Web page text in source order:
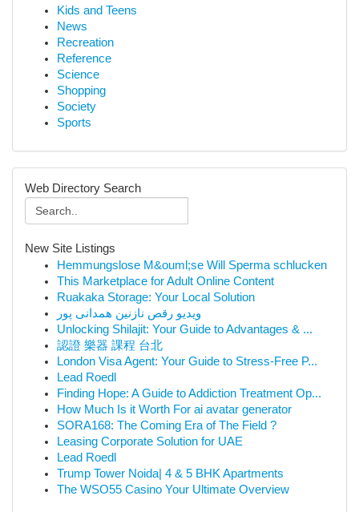
Kids and Teens
News
Recreation
Reference
Science
Shopping
Society
Sports
Web Directory Search
New Site Listings
Hemmungslose M&ouml;se Will Sperma schlucken
This Marketplace for Adult Online Content
Ruakaka Storage: Your Local Solution
ویدیو رقص نازنین همدانی پور
Unlocking Shilajit: Your Guide to Advantages & ...
認證 樂器 課程 台北
London Visa Agent: Your Guide to Stress-Free P...
Lead Roedl
Finding Hope: A Guide to Addiction Treatment Op...
How Much Is it Worth For ai avatar generator
SORA168: The Coming Era of The Field ?
Leasing Corporate Solution for UAE
Lead Roedl
Trump Tower Noida| 4 & 5 BHK Apartments
The WSO55 Casino Your Ultimate Overview